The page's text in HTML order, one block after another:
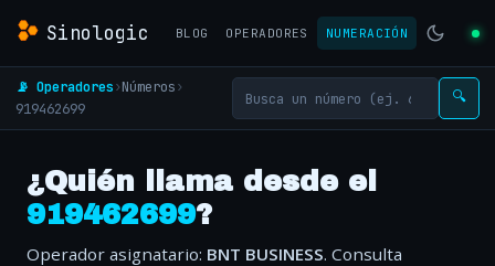
Sinologic BLOG OPERADORES NUMERACIÓN
📡 Operadores›Números›
919462699
🔍
¿Quién llama desde el
919462699?
Operador asignatario: BNT BUSINESS. Consulta